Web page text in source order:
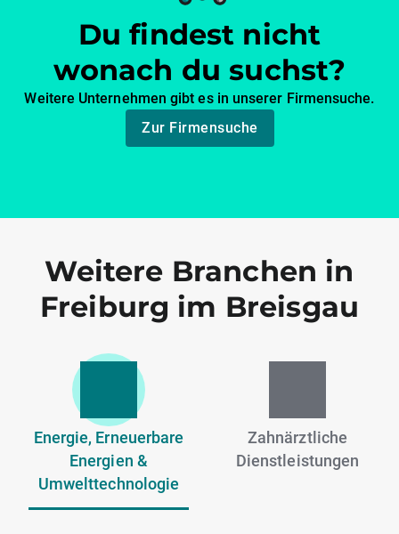
Du findest nicht
wonach du suchst?
Weitere Unternehmen gibt es in unserer Firmensuche.
Zur Firmensuche
Weitere Branchen in
Freiburg im Breisgau
Energie, Erneuerbare
Energien &
Umwelttechnologie
Zahnärztliche
Dienstleistungen